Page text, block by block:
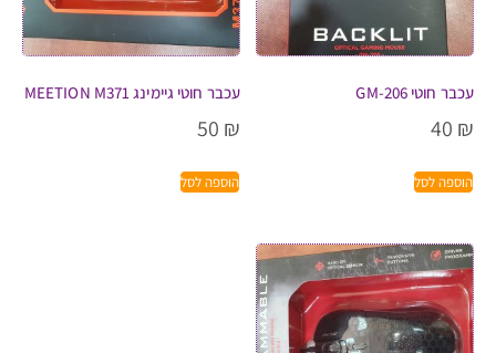
עכבר חוטי GM-206
40 ₪
הוספה לסל
עכבר חוטי גיימינג MEETION M371
50 ₪
הוספה לסל